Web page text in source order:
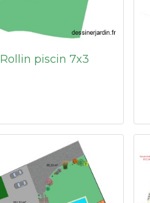
Rollin piscin 7x3